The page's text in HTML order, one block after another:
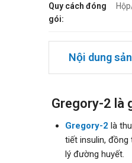
Quy cách đóng
gói:
Nội dung
Gregory-2 là
Gregory-2 là
tiết insulin, đồng
lý đường huyết.